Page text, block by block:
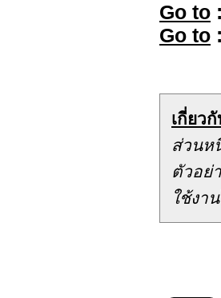
Go to :
Go to :
เกี่ยว
ส่วนห
ตัวอย่
ใช้งา